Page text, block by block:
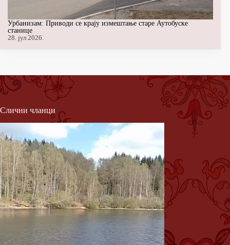
Урбанизам: Приводи се крају измештање старе Аутобуске
станице
28. јул 2026.
Слични чланци